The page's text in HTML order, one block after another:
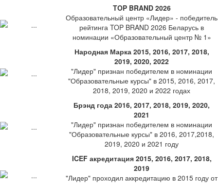
TOP BRAND 2026
Образовательный центр «Лидер» - победитель
рейтинга TOP BRAND 2026 Беларусь в
номинации «Образовательный центр № 1»
Народная Марка 2015, 2016, 2017, 2018,
2019, 2020, 2022
"Лидер" признан победителем в номинации
"Образовательные курсы" в 2015, 2016, 2017,
2018, 2019, 2020 и 2022 годах
Брэнд года 2016, 2017, 2018, 2019, 2020,
2021
"Лидер" признан победителем в номинации
"Образовательные курсы" в 2016, 2017,2018,
2019, 2020 и 2021 году
ICEF акредитация 2015, 2016, 2017, 2018,
2019
"Лидер" проходил аккредитацию в 2015 году от